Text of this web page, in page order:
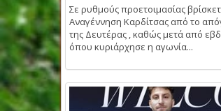
Σε ρυθμούς προετοιμασίας
Αναγέννηση Καρδίτσας από το
της Δευτέρας , καθώς μετά από
όπου κυριάρχησε η αγωνία...